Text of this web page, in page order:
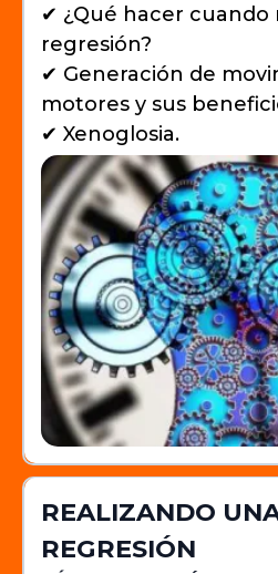
✔ ¿Qué hacer cuando
regresión?
✔ Generación de
motores y sus
✔ Xenoglosia.
REALIZANDO
REGRESIÓN